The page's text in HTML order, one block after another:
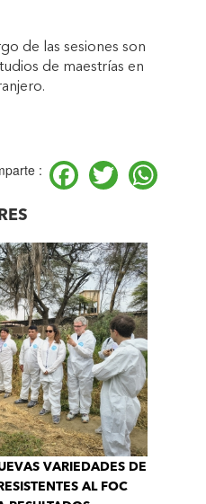
de las sesiones son
de maestrías en
:
Facebook
Twitter
VARIEDADES DE
AL FOC